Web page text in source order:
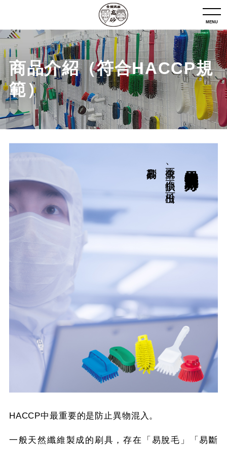
MENU
商品介紹（符合HACCP規
範）
不脫落、不缺損、可檢出
HACCP中最重要的是防止異物混入。
一般天然纖維製成的刷具，存在「易脫毛」「易斷